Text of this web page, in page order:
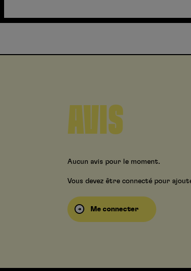
AVIS
Aucun avis pour le moment.
Vous devez être connecté pour
Me connecter